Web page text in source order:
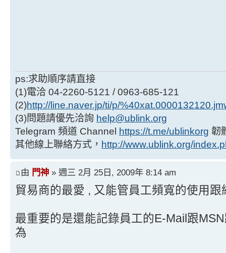
ps:求助順序請直接
(1)電洽 04-2260-5121 / 0963-685-121
(2)http://line.naver.jp/ti/p/
(3)問題請優先洽詢 help@ublink.org
Telegram 頻道 Channel
https://t.me/ublinkorg 韌
其他線上聯絡方式， http://www.ublink.org/
由 門神 » 週三 2月 25日, 2009年 8:14 am
貿易商的最愛 , 又能管員工頻寬的使用跟
最重要的是還能記錄員工的E-Mail跟
為